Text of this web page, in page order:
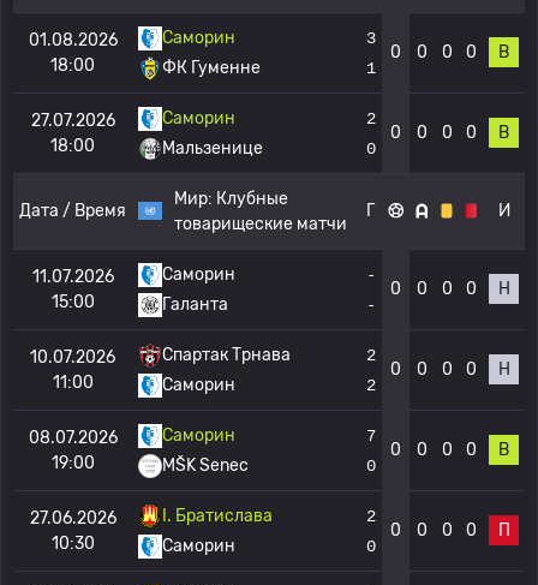
01.08.2026
18:00
Саморин
ФК Гуменне
3
1
0 0 0 0 В
27.07.2026
18:00
Саморин
Мальзенице
2
0
0 0 0 0 В
Дата / Время
Мир: Клубные
товарищеские матчи
Г И
11.07.2026
15:00
Саморин
Галанта
-
-
0 0 0 0 Н
10.07.2026
11:00
Спартак Трнава
Саморин
2
2
0 0 0 0 Н
08.07.2026
19:00
Саморин
MŠK Senec
7
0
0 0 0 0 В
27.06.2026
10:30
I. Братислава
Саморин
2
0
0 0 0 0 П